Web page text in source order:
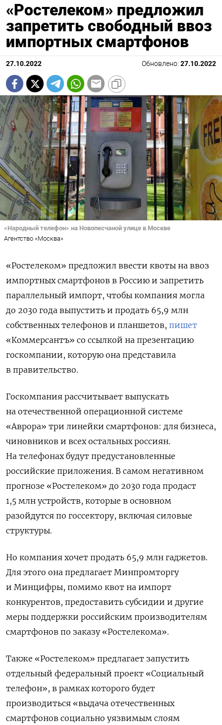
«Ростелеком» предложил
запретить свободный ввоз
импортных смартфонов
27.10.2022 Обновлено: 27.10.2022
«Народный телефон» на Новопесчаной улице в Москве
Агентство «Москва»
«Ростелеком» предложил ввести квоты на ввоз
импортных смартфонов в Россию и запретить
параллельный импорт, чтобы компания могла
до 2030 года выпустить и продать 65,9 млн
собственных телефонов и планшетов, пишет
«Коммерсантъ» со ссылкой на презентацию
госкомпании, которую она представила
в правительство.
Госкомпания рассчитывает выпускать
на отечественной операционной системе
«Аврора» три линейки смартфонов: для бизнеса,
чиновников и всех остальных россиян.
На телефонах будут предустановленные
российские приложения. В самом негативном
прогнозе «Ростелеком» до 2030 года продаст
1,5 млн устройств, которые в основном
разойдутся по госсектору, включая силовые
структуры.
Но компания хочет продать 65,9 млн гаджетов.
Для этого она предлагает Минпромторгу
и Минцифры, помимо квот на импорт
конкурентов, предоставить субсидии и другие
меры поддержки российским производителям
смартфонов по заказу «Ростелекома».
Также «Ростелеком» предлагает запустить
отдельный федеральный проект «Социальный
телефон», в рамках которого будет
производиться «выдача отечественных
смартфонов социально уязвимым слоям